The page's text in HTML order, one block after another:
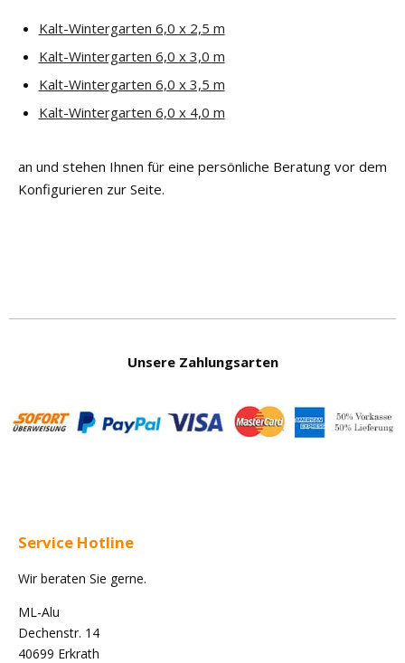
Kalt-Wintergarten 6,0 x 2,5 m
Kalt-Wintergarten 6,0 x 3,0 m
Kalt-Wintergarten 6,0 x 3,5 m
Kalt-Wintergarten 6,0 x 4,0 m
an und stehen Ihnen für eine persönliche Beratung vor dem
Konfigurieren zur Seite.
Unsere Zahlungsarten
Service Hotline
Wir beraten Sie gerne.
ML-Alu
Dechenstr. 14
40699 Erkrath